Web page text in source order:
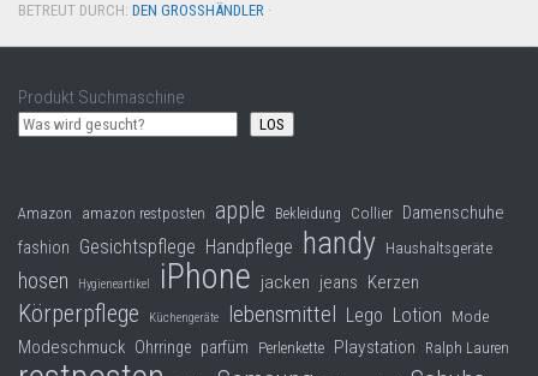
BETREUT DURCH: DEN GROSSHÄNDLER ·
Produkt Suchmaschine
LOS
Amazon amazon restposten apple Bekleidung Collier Damenschuhe
fashion Gesichtspflege Handpflege handy Haushaltsgeräte
hosen Hygieneartikel iPhone jacken jeans Kerzen
Körperpflege Küchengeräte lebensmittel Lego Lotion Mode
Modeschmuck Ohrringe parfüm Perlenkette Playstation Ralph Lauren